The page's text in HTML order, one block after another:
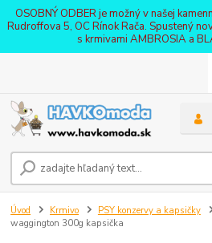
OSOBNÝ ODBER je možný v našej
Rudroffova 5, OC Rínok Rača. Spustený
s krmivami AMBROSIA a
Úvod Krmivo PSY konzervy a kapsičky
waggington 300g kapsička